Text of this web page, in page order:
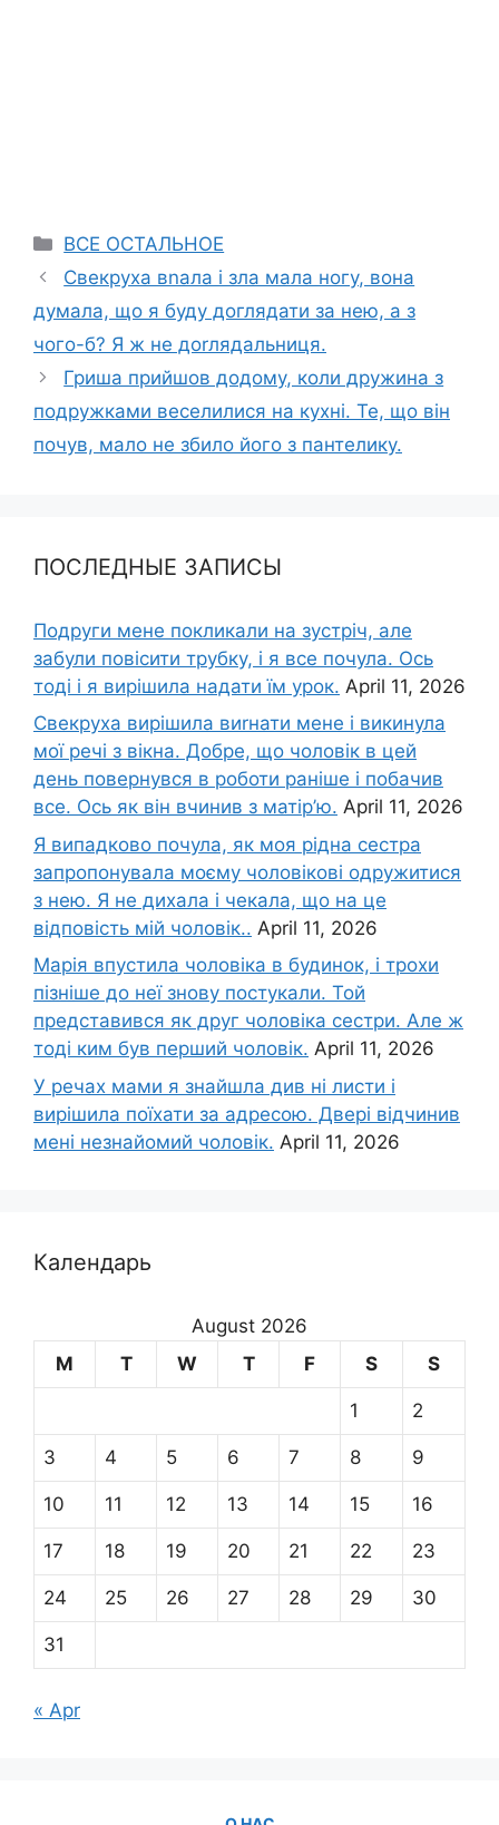
Categories
ВСЕ ОСТАЛЬНОЕ
Свекруха вnала і зла мала ногу, вона
думала, що я буду доглядати за нею, а з
чого-б? Я ж не доrлядальниця.
Гриша прийшов додому, коли дружина з
подружками веселилися на кухні. Те, що він
почув, мало не збило його з пантелику.
ПОСЛЕДНЫЕ ЗАПИСЫ
Подруги мене покликали на зустріч, але
забули повісити трубку, і я все почула. Ось
тоді і я вирішила надати їм урок. April 11, 2026
Свекруха вирішила виrнати мене і викинула
мої речі з вікна. Добре, що чоловік в цей
день повернувся в роботи раніше і побачив
все. Ось як він вчинив з матір’ю. April 11, 2026
Я випадково почула, як моя рідна сестра
запропонувала моєму чоловікові одружитися
з нею. Я не дихала і чекала, що на це
відповість мій чоловік.. April 11, 2026
Марія впустила чоловіка в будинок, і трохи
пізніше до неї знову постукали. Той
представився як друг чоловіка сестри. Але ж
тоді ким був перший чоловік. April 11, 2026
У речах мами я знайшла див ні листи і
вирішила поїхати за адресою. Двері відчинив
мені незнайомий чоловік. April 11, 2026
Календарь
August 2026
M
T W T F S S
1 2
3 4 5 6 7 8 9
10 11 12 13 14 15 16
17 18 19 20 21 22 23
24 25 26 27 28 29 30
31
« Apr